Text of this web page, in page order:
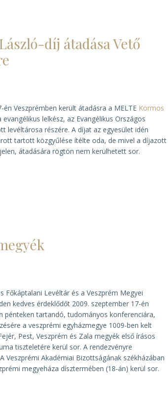
díj átadása Vető
én Veszprémben került átadásra a MELTE Kormos
evangélikus lelkész, az Evangélikus Országos
levéltárosa részére. A díjat az egyesület idén
tartott közgyűlése ítélte oda, de mivel a díjazott
átadására rögtön nem kerülhetett sor.
Főkáptalani Levéltár és a Veszprém Megyei
kedves érdeklődőt 2009. szeptember 17-én
pénteken tartandó, tudományos konferenciára,
a veszprémi egyházmegye 1009-ben kelt
Pest, Veszprém és Zala megyék első írásos
tiszteletére kerül sor. A rendezvényre
Veszprémi Akadémiai Bizottságának székházában
megyeháza dísztermében (18-án) kerül sor.